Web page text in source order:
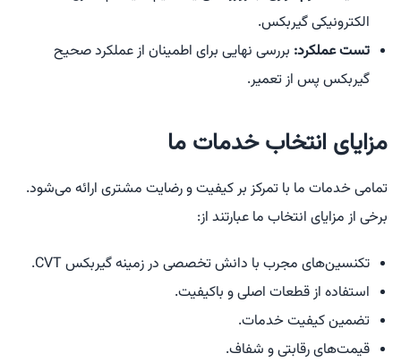
الکترونیکی گیربکس.
تست عملکرد: بررسی نهایی برای اطمینان از عملکرد صحیح
گیربکس پس از تعمیر.
مزایای انتخاب خدمات ما
تمامی خدمات ما با تمرکز بر کیفیت و رضایت مشتری ارائه می‌شود.
برخی از مزایای انتخاب ما عبارتند از:
تکنسین‌های مجرب با دانش تخصصی در زمینه گیربکس CVT.
استفاده از قطعات اصلی و باکیفیت.
تضمین کیفیت خدمات.
قیمت‌های رقابتی و شفاف.